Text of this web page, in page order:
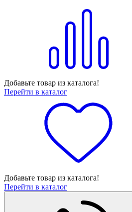
Добавьте товар из каталога!
Перейти в каталог
Добавьте товар из каталога!
Перейти в каталог